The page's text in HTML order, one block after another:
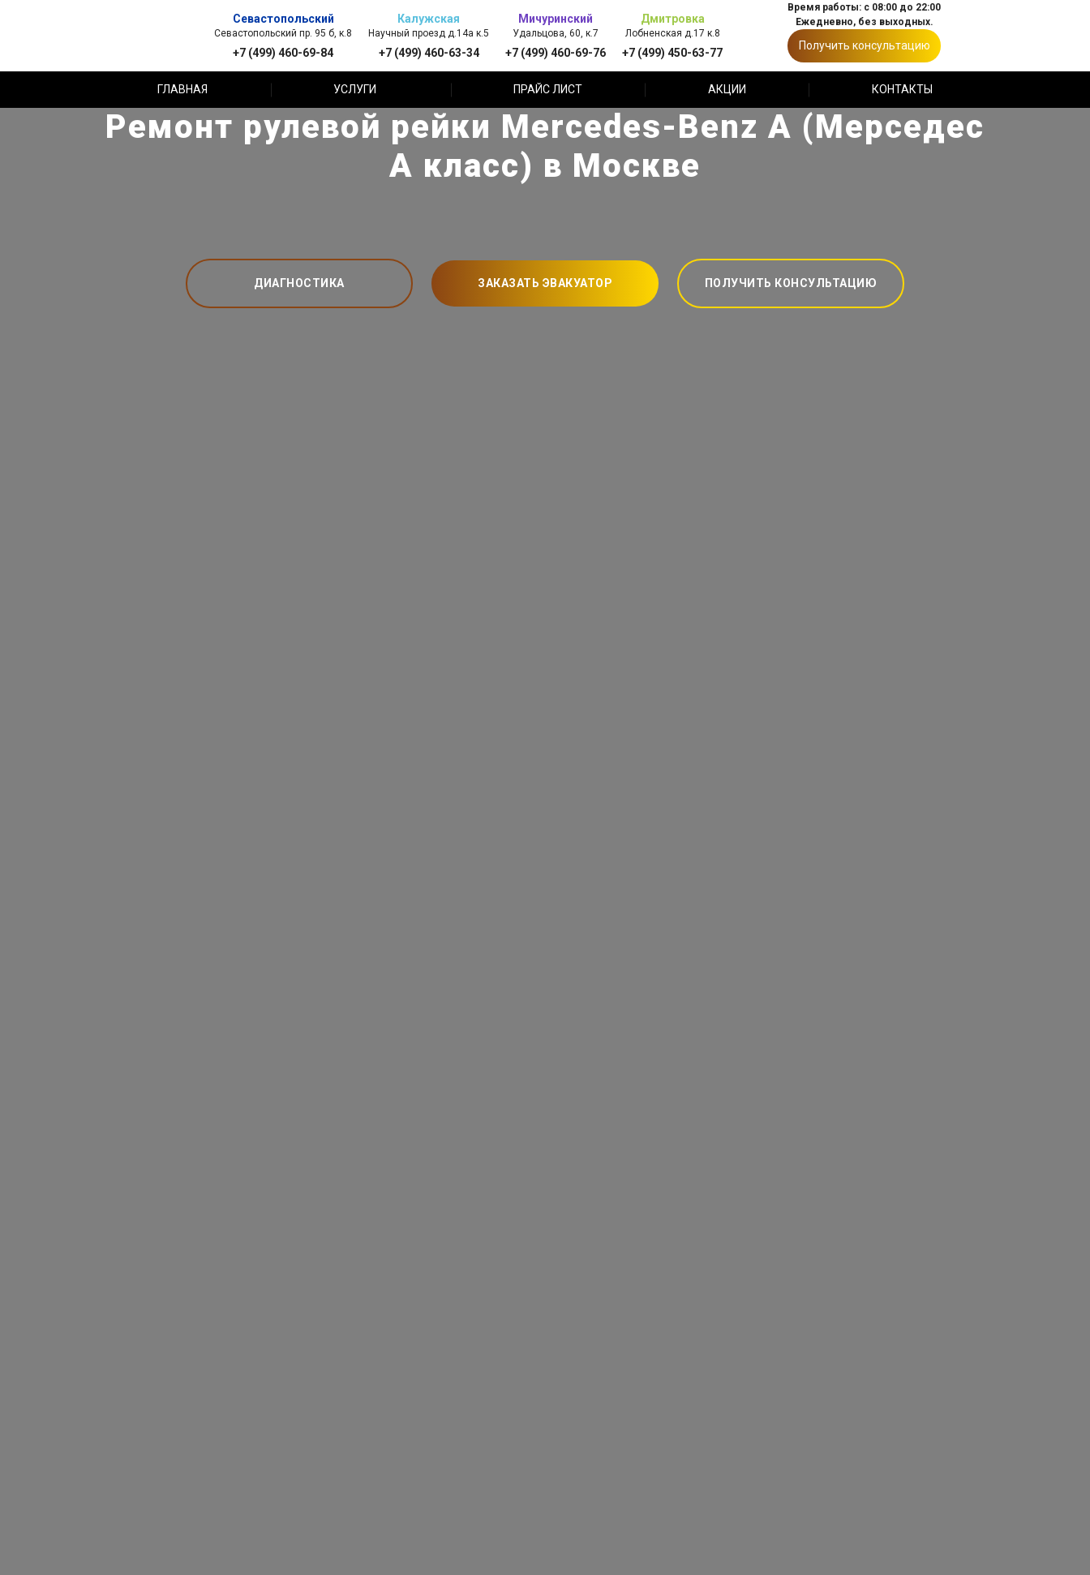
Севастопольский
Севастопольский пр. 95 б, к.8
+7 (499) 460-69-84
Калужская
Научный проезд д.14а к.5
+7 (499) 460-63-34
Мичуринский
Удальцова, 60, к.7
+7 (499) 460-69-76
Дмитровка
Лобненская д.17 к.8
+7 (499) 450-63-77
Время работы: с 08:00 до 22:00
Ежедневно, без выходных.
Получить консультацию
ГЛАВНАЯ УСЛУГИ ПРАЙС ЛИСТ АКЦИИ КОНТАКТЫ
Ремонт рулевой рейки Mercedes-Benz A (Мерседес
А класс) в Москве
ДИАГНОСТИКА ЗАКАЗАТЬ ЭВАКУАТОР ПОЛУЧИТЬ КОНСУЛЬТАЦИЮ